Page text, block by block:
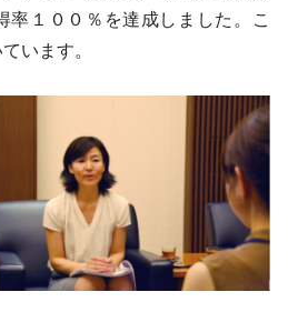
率１００％を達成しました。こ
います。